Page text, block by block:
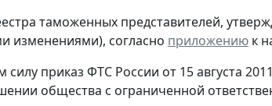
таможенных представителей,
изменениями), согласно приложению к
приказ ФТС России от 15 августа
общества с ограниченной